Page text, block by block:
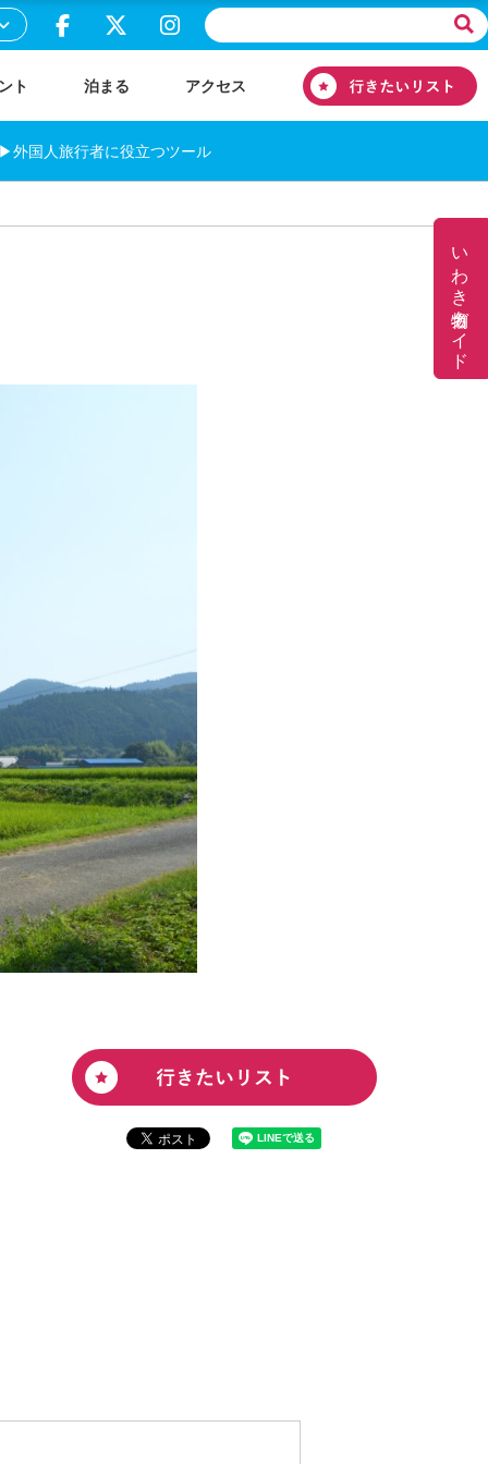
ト 泊まる アクセス
▶外国人旅行者に役立つツール
いわき名物ガイド